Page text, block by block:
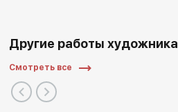
Другие работы художника
Смотреть все